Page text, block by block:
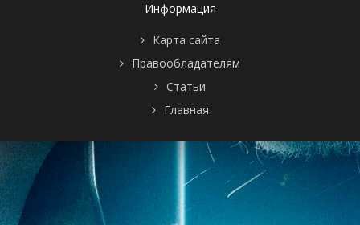
Информация
Карта сайта
Правообладателям
Статьи
Главная